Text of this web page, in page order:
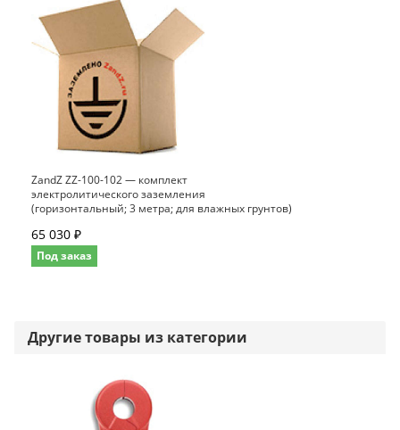
ZandZ ZZ-100-102 — комплект
электролитического заземления
(горизонтальный; 3 метра; для влажных грунтов)
65 030 ₽
Под заказ
Другие товары из категории